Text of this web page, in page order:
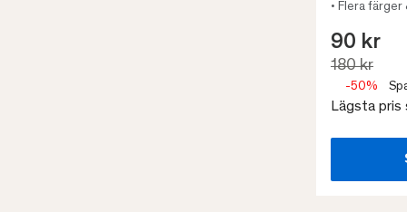
• Flera färger
90 kr
180 kr
-50%
Lägsta pris